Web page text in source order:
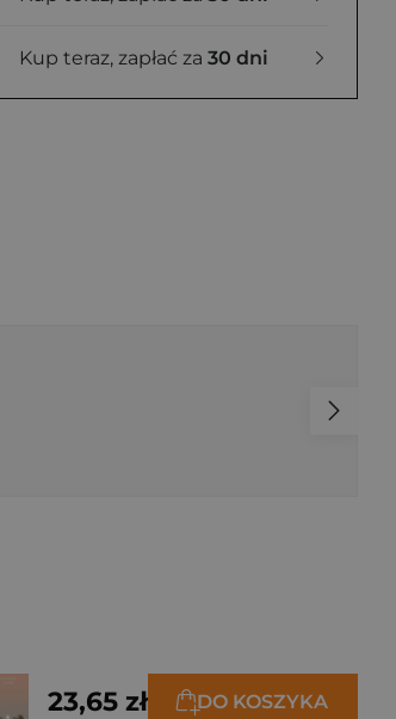
Kup teraz, zapłać za 30 dni
23,65 zł DO KOSZYKA